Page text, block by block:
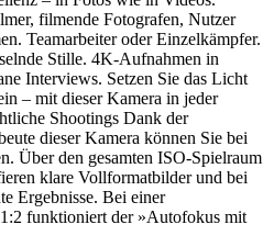
filmende Fotografen, Nutzer
Teamarbeiter oder Einzelkämpfer.
Stille. 4K-Aufnahmen in
Interviews. Setzen Sie das Licht
– mit dieser Kamera in jeder
Shootings Dank der
dieser Kamera können Sie bei
Über den gesamten ISO-Spielraum
klare Vollformatbilder und bei
Ergebnisse. Bei einer
funktioniert der »Autofokus mit